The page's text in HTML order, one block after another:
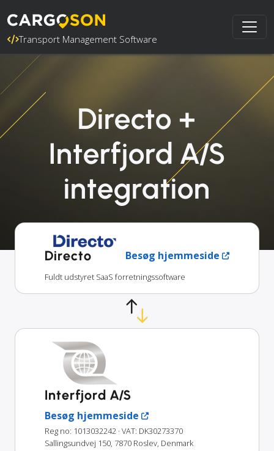
Transport Management Software
Directo +
Interfjord A/S
integration
Directo Besøg hjemmeside
Fuldt udstyret SaaS forretningssoftware
Interfjord A/S
Besøg hjemmeside
Reg no: 1013032242 · VAT: DK30273370
Sallingsundvej 150, 7870 Roslev, Denmark